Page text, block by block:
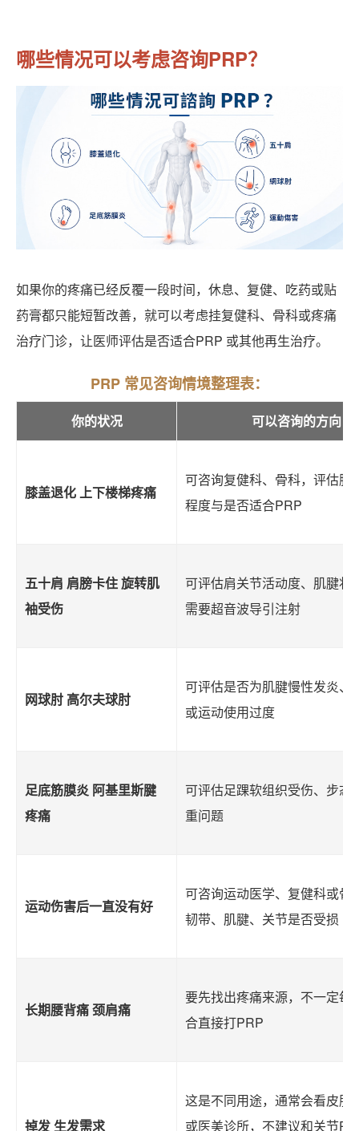
哪些情况可以考虑咨询PRP？
如果你的疼痛已经反覆一段时间，休息、复健、吃药或贴
药膏都只能短暂改善，就可以考虑挂复健科、骨科或疼痛
治疗门诊，让医师评估是否适合PRP 或其他再生治疗。
PRP 常见咨询情境整理表：
你的状况 可以咨询的方向
膝盖退化 上下楼梯疼痛
可咨询复健科、骨科，评估膝
程度与是否适合PRP
五十肩 肩膀卡住 旋转肌
袖受伤
可评估肩关节活动度、肌腱状
需要超音波导引注射
网球肘 高尔夫球肘
可评估是否为肌腱慢性发炎、
或运动使用过度
足底筋膜炎 阿基里斯腱
疼痛
可评估足踝软组织受伤、步态
重问题
运动伤害后一直没有好
可咨询运动医学、复健科或骨
韧带、肌腱、关节是否受损
长期腰背痛 颈肩痛
要先找出疼痛来源，不一定每
合直接打PRP
掉发 生发需求
这是不同用途，通常会看皮肤
或医美诊所，不建议和关节